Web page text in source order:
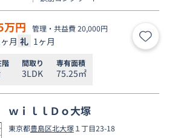
万円 管理・共益費 20,000円
月 礼 1ヶ月 お気
階 間取り
3LDK
専有面積
75.25㎡
ｗｉｌｌＤｏ大塚
東京都豊島区北大塚１丁目23-18